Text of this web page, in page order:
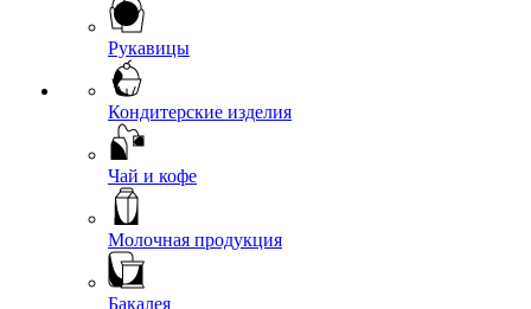
Рукавицы
Кондитерские изделия
Чай и кофе
Молочная продукция
Бакалея